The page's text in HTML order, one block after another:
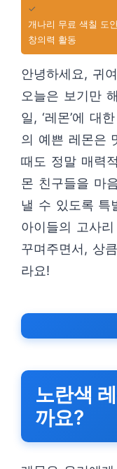
✓
개나리 무료 색칠 도
창의력 활동
안녕하세요, 귀
오늘은 보기만
일, ‘레몬’에 대
의 예쁜 레몬은
때도 정말 매력
몬 친구들을 마
낼 수 있도록 특
아이들의 고사
꾸며주면서, 상
라요!
노란색
까요?